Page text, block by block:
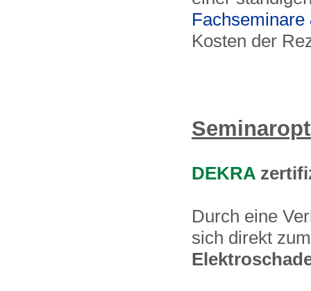
Kosten der
DEKRA
Durch eine
sich direkt